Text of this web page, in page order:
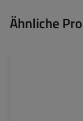
Ähnliche